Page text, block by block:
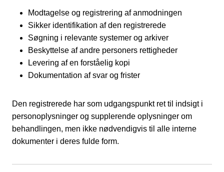
Modtagelse og registrering af anmodningen
Sikker identifikation af den registrerede
Søgning i relevante systemer og arkiver
Beskyttelse af andre personers rettigheder
Levering af en forståelig kopi
Dokumentation af svar og frister
Den registrerede har som udgangspunkt ret til indsigt i
personoplysninger og supplerende oplysninger om
behandlingen, men ikke nødvendigvis til alle interne
dokumenter i deres fulde form.